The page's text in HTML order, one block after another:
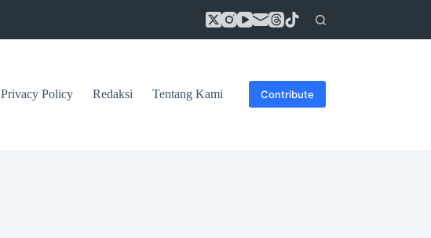
Privacy Policy Redaksi Tentang Kami Contribute